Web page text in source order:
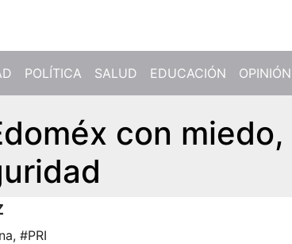
POLÍTICA SALUD EDUCACIÓN OPINIÓN
con
, #PRI